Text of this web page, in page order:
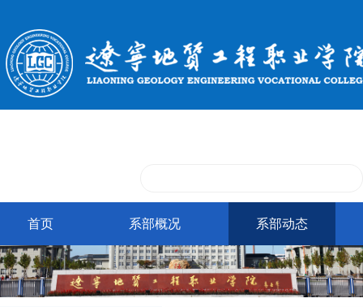
首页 系部概况 系部动态